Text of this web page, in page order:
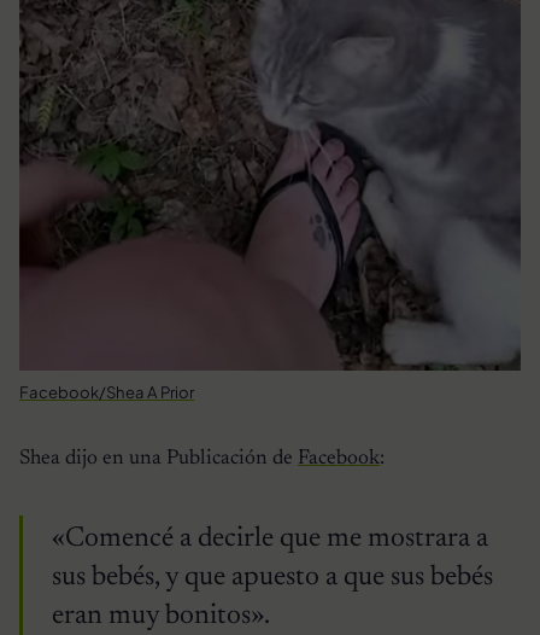
Facebook/Shea A Prior
Shea dijo en una Publicación de Facebook:
«Comencé a decirle que me mostrara a
sus bebés, y que apuesto a que sus bebés
eran muy bonitos».